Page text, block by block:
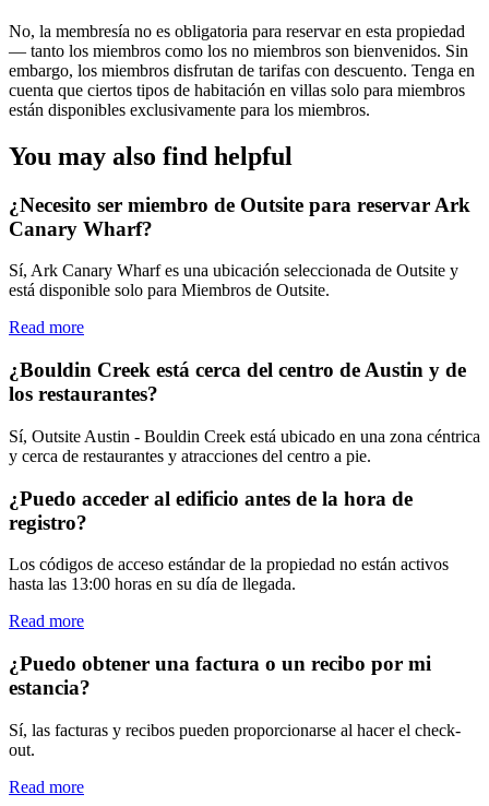
No, la membresía no es obligatoria para reservar en esta propiedad
— tanto los miembros como los no miembros son bienvenidos. Sin
embargo, los miembros disfrutan de tarifas con descuento. Tenga en
cuenta que ciertos tipos de habitación en villas solo para miembros
están disponibles exclusivamente para los miembros.
You may also find helpful
¿Necesito ser miembro de Outsite para reservar Ark
Canary Wharf?
Sí, Ark Canary Wharf es una ubicación seleccionada de Outsite y
está disponible solo para Miembros de Outsite.
Read more
¿Bouldin Creek está cerca del centro de Austin y de
los restaurantes?
Sí, Outsite Austin - Bouldin Creek está ubicado en una zona céntrica
y cerca de restaurantes y atracciones del centro a pie.
¿Puedo acceder al edificio antes de la hora de
registro?
Los códigos de acceso estándar de la propiedad no están activos
hasta las 13:00 horas en su día de llegada.
Read more
¿Puedo obtener una factura o un recibo por mi
estancia?
Sí, las facturas y recibos pueden proporcionarse al hacer el check-
out.
Read more